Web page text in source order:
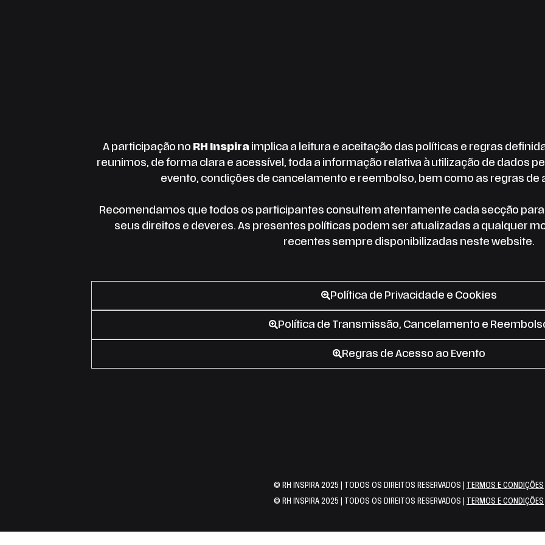
A participação no RH Inspira implica a leitura e aceitação das políticas e regras
reunimos, de forma clara e acessível, toda a informação relativa à utilização de dados
evento, condições de cancelamento e reembolso, bem como as regras de
Recomendamos que todos os participantes consultem atentamente cada secção
seus direitos e deveres. As presentes políticas podem ser atualizadas a qualquer
recentes sempre disponibilizadas neste website.
Política de Privacidade e Cookies
Política de Transmissão, Cancelamento e
Regras de Acesso ao Evento
© RH INSPIRA 2025 | TODOS OS DIREITOS RESERVADOS | TERMOS E CONDIÇÕES
© RH INSPIRA 2025 | TODOS OS DIREITOS RESERVADOS | TERMOS E CONDIÇÕES